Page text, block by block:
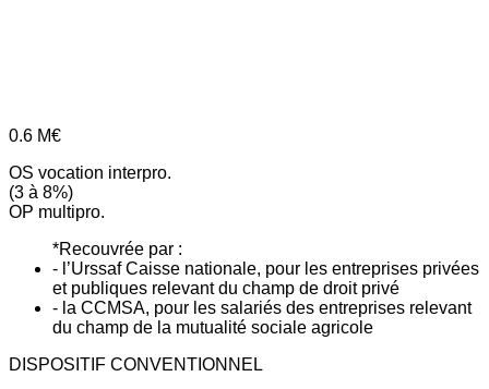
0.6 M€
OS vocation interpro.
(3 à 8%)
OP multipro.
*Recouvrée par :
- l’Urssaf Caisse nationale, pour les entreprises privées
et publiques relevant du champ de droit privé
- la CCMSA, pour les salariés des entreprises relevant
du champ de la mutualité sociale agricole
DISPOSITIF CONVENTIONNEL